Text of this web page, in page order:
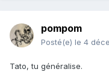
pompom
Posté(e) le 4
Tato, tu généralise.